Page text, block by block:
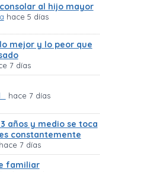
al hijo mayor
hace 5 días
mejor y lo peor que
7 días
hace 7 días
años y medio se toca
constantemente
hace 7 días
familiar